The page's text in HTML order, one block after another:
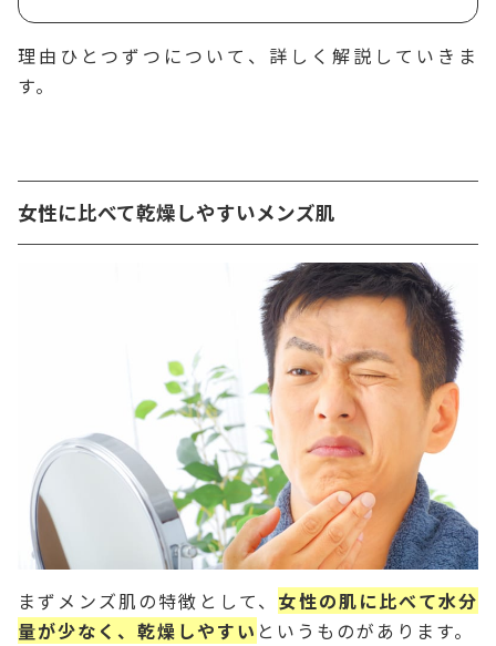
理由ひとつずつについて、詳しく解説していきま
す。
女性に比べて乾燥しやすいメンズ肌
まずメンズ肌の特徴として、 女性の肌に比べて水分
量が少なく、乾燥しやすい というものがあります。